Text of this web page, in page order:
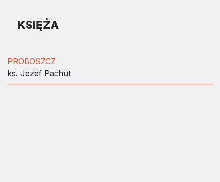
KSIĘŻA
PROBOSZCZ
ks. Józef Pachut